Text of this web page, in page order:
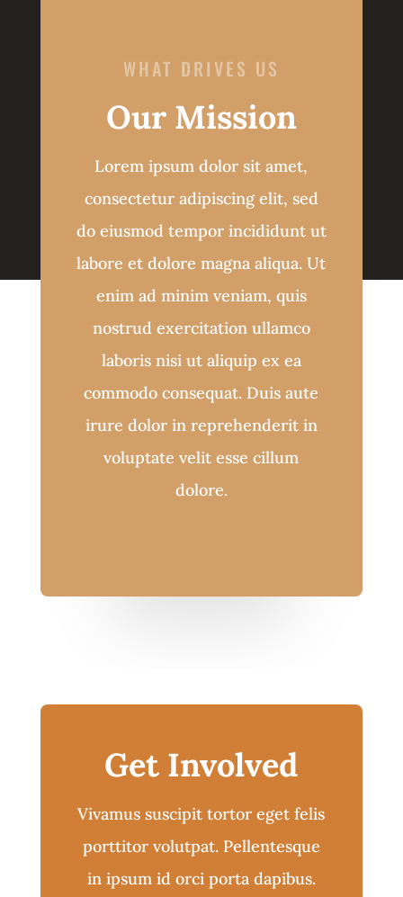
WHAT DRIVES US
Our Mission
Lorem ipsum dolor sit amet,
consectetur adipiscing elit, sed
do eiusmod tempor incididunt ut
labore et dolore magna aliqua. Ut
enim ad minim veniam, quis
nostrud exercitation ullamco
laboris nisi ut aliquip ex ea
commodo consequat. Duis aute
irure dolor in reprehenderit in
voluptate velit esse cillum
dolore.
Get Involved
Vivamus suscipit tortor eget felis
porttitor volutpat. Pellentesque
in ipsum id orci porta dapibus.